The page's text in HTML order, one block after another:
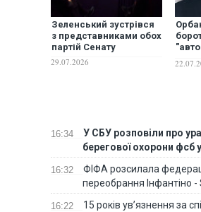
Зеленський зустрівся
з представниками обох
партій Сенату
29.07.2026
16:34
У СБУ розповіли про
берегової охорони фсб
16:32
ФІФА розсилала
переобрання Інфантіно -
16:22
15 років ув’язнення за